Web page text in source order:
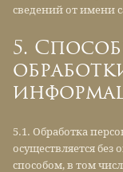
сведений от имени
5.
5.1. Обработка
осуществляется
способом, в том